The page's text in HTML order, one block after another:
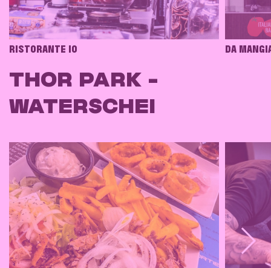
RISTORANTE IO DA
THOR PARK -
WATERSCHEI